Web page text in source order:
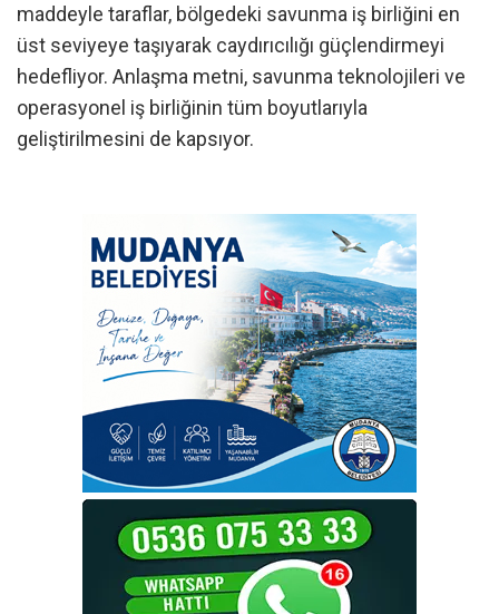
maddeyle taraflar, bölgedeki savunma iş birliğini en
üst seviyeye taşıyarak caydırıcılığı güçlendirmeyi
hedefliyor. Anlaşma metni, savunma teknolojileri ve
operasyonel iş birliğinin tüm boyutlarıyla
geliştirilmesini de kapsıyor.